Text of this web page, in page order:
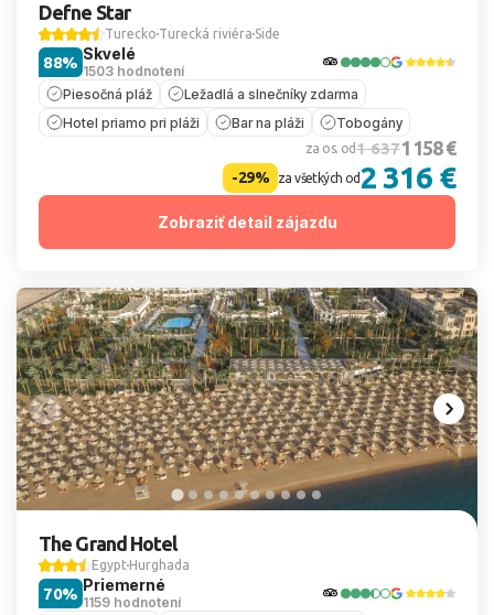
Defne Star
Turecko Turecká riviéra Side
Skvelé
1503 hodnotení
88%
Piesočná pláž
Ležadlá a slnečníky zdarma
Hotel priamo pri pláži
Bar na pláži Tobogány
za os. od1 6371 158 €
-29% za všetkých od2 316 €
Zobraziť detail zájazdu
The Grand Hotel
Egypt Hurghada
Priemerné
1159 hodnotení
70%